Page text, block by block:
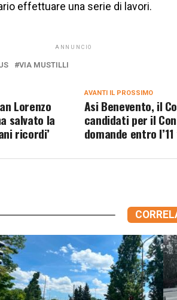
effettuare una serie di lavori.
ANNUNCIO
VIA MUSTILLI
AVANTI IL ​​PROSSIMO
Asi Benevento, il
candidati per il
domande entro
Lorenzo
salvato la
ricordi’